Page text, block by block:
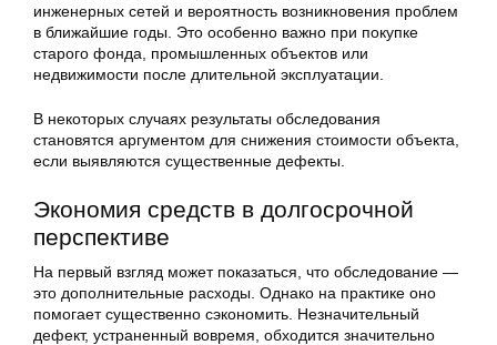
инженерных сетей и вероятность возникновения проблем
в ближайшие годы. Это особенно важно при покупке
старого фонда, промышленных объектов или
недвижимости после длительной эксплуатации.
В некоторых случаях результаты обследования
становятся аргументом для снижения стоимости объекта,
если выявляются существенные дефекты.
Экономия средств в долгосрочной
перспективе
На первый взгляд может показаться, что обследование —
это дополнительные расходы. Однако на практике оно
помогает существенно сэкономить. Незначительный
дефект, устраненный вовремя, обходится значительно